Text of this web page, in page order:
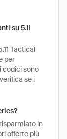
su 5.11
Tactical
per
codici sono
se i
in
offerte più